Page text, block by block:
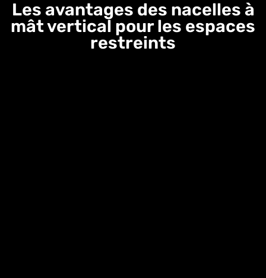
Les avantages des nacelles à
mât vertical pour les espaces
restreints